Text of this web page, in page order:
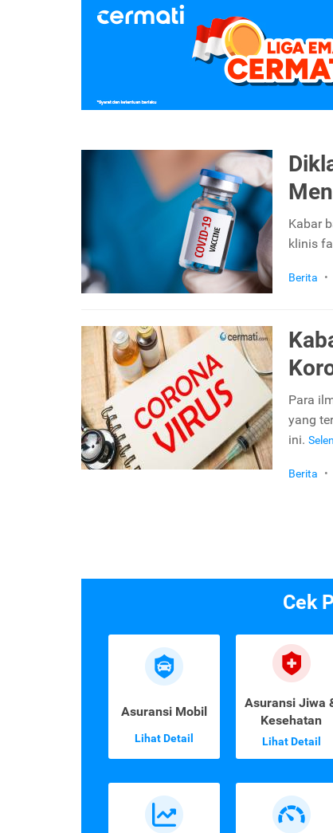
Kabar
klinis
Berita •
Para
yang
ini.
Berita •
Cek
Asuransi Mobil
Lihat Detail
Asuransi Jiwa
Kesehatan
Lihat Detail